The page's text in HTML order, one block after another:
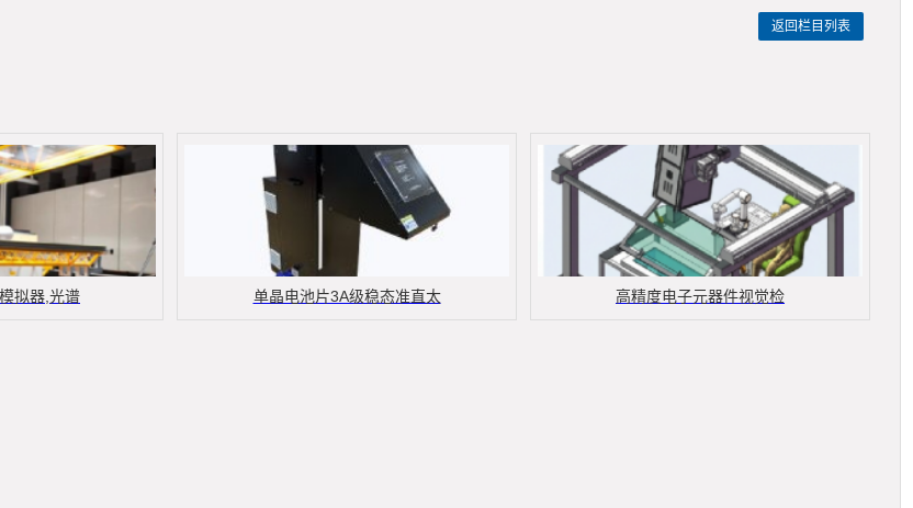
返回栏目列表
拟器,光谱 单晶电池片3A级稳态准直太 高精度电子元器件视觉检